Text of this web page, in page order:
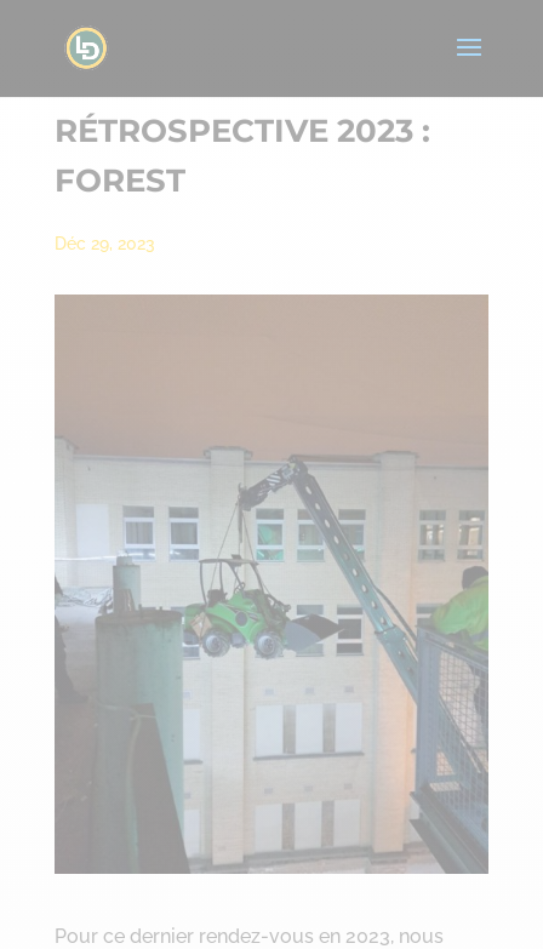
RÉTROSPECTIVE 2023 :
FOREST
Déc 29, 2023
Pour ce dernier rendez-vous en 2023, nous